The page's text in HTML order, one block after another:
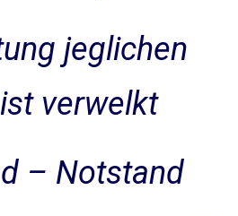
jeglichen
verwelkt
– Notstand